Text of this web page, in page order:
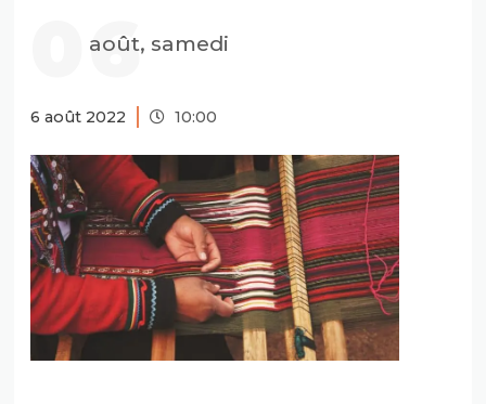
06
août, samedi
6 août 2022 10:00